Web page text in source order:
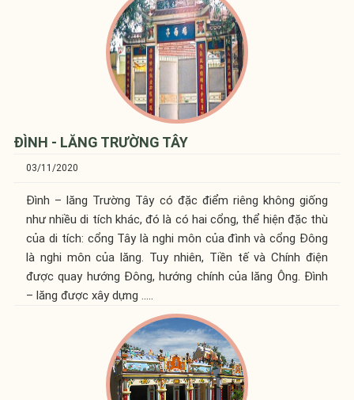
ĐÌNH - LĂNG TRƯỜNG TÂY
03/11/2020
Đình – lăng Trường Tây có đặc điểm riêng không giống
như nhiều di tích khác, đó là có hai cổng, thể hiện đặc thù
của di tích: cổng Tây là nghi môn của đình và cổng Đông
là nghi môn của lăng. Tuy nhiên, Tiền tế và Chính điện
được quay hướng Đông, hướng chính của lăng Ông. Đình
– lăng được xây dựng .....